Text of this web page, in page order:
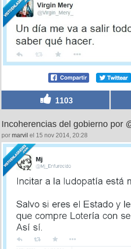
1103
Incoherencias del gobierno por
por marvil el 15 nov 2014, 20:28